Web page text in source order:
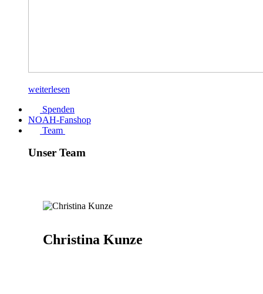
weiterlesen
Spenden
NOAH-Fanshop
Team
Unser Team
Christina Kunze